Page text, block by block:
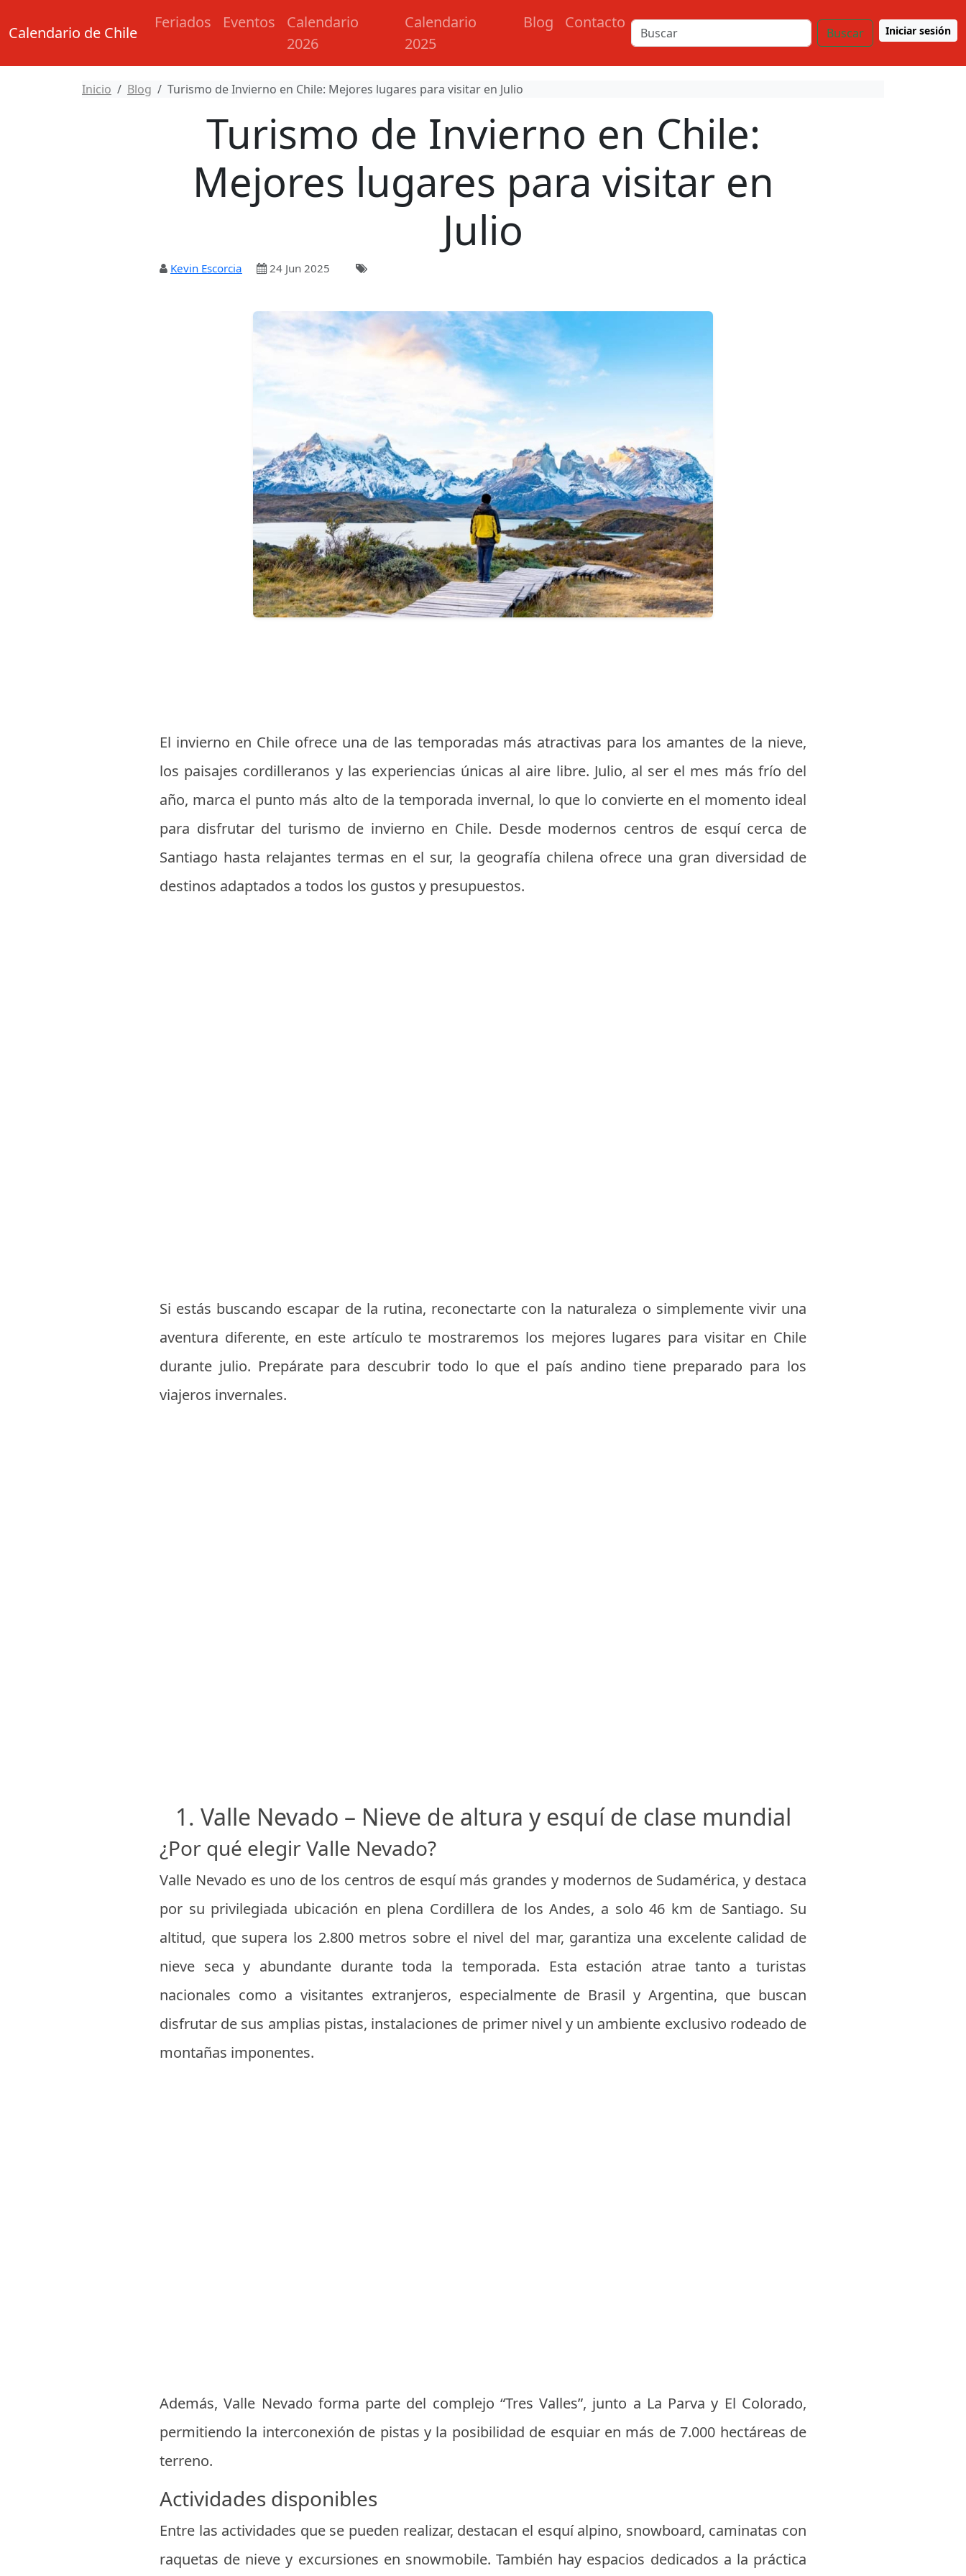
Calendario de Chile
Feriados Eventos
Calendario
2026
Calendario
2025
Blog Contacto
Buscar Iniciar sesión
Inicio Blog Turismo de Invierno en Chile: Mejores lugares para visitar en Julio
Turismo de Invierno en Chile:
Mejores lugares para visitar en
Julio
Kevin Escorcia 24 Jun 2025
El invierno en Chile ofrece una de las temporadas más atractivas para los amantes de la nieve,
los paisajes cordilleranos y las experiencias únicas al aire libre. Julio, al ser el mes más frío del
año, marca el punto más alto de la temporada invernal, lo que lo convierte en el momento ideal
para disfrutar del turismo de invierno en Chile. Desde modernos centros de esquí cerca de
Santiago hasta relajantes termas en el sur, la geografía chilena ofrece una gran diversidad de
destinos adaptados a todos los gustos y presupuestos.
Si estás buscando escapar de la rutina, reconectarte con la naturaleza o simplemente vivir una
aventura diferente, en este artículo te mostraremos los mejores lugares para visitar en Chile
durante julio. Prepárate para descubrir todo lo que el país andino tiene preparado para los
viajeros invernales.
1. Valle Nevado – Nieve de altura y esquí de clase mundial
¿Por qué elegir Valle Nevado?
Valle Nevado es uno de los centros de esquí más grandes y modernos de Sudamérica, y destaca
por su privilegiada ubicación en plena Cordillera de los Andes, a solo 46 km de Santiago. Su
altitud, que supera los 2.800 metros sobre el nivel del mar, garantiza una excelente calidad de
nieve seca y abundante durante toda la temporada. Esta estación atrae tanto a turistas
nacionales como a visitantes extranjeros, especialmente de Brasil y Argentina, que buscan
disfrutar de sus amplias pistas, instalaciones de primer nivel y un ambiente exclusivo rodeado de
montañas imponentes.
Además, Valle Nevado forma parte del complejo “Tres Valles”, junto a La Parva y El Colorado,
permitiendo la interconexión de pistas y la posibilidad de esquiar en más de 7.000 hectáreas de
terreno.
Actividades disponibles
Entre las actividades que se pueden realizar, destacan el esquí alpino, snowboard, caminatas con
raquetas de nieve y excursiones en snowmobile. También hay espacios dedicados a la práctica